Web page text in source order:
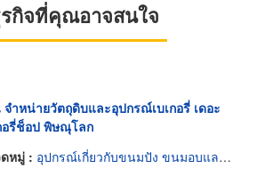
กิจที่คุณอาจสนใจ
จำหน่ายวัตถุดิบและอุปกรณ์เบเกอรี่ เดอะ
อรี่ช็อป พิษณุโลก
หมู่ : อุปกรณ์เกี่ยวกับขนมปัง ขนมอบและเค้ก